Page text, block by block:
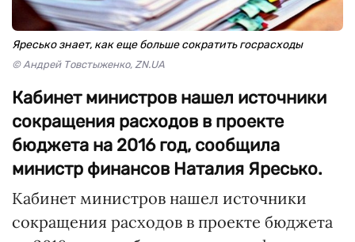
Яресько знает, как еще больше сократить госрасходы
© Андрей Товстыженко, ZN.UA
Кабинет министров нашел источники
сокращения расходов в проекте
бюджета на 2016 год, сообщила
министр финансов Наталия Яресько.
Кабинет министров нашел источники
сокращения расходов в проекте бюджета